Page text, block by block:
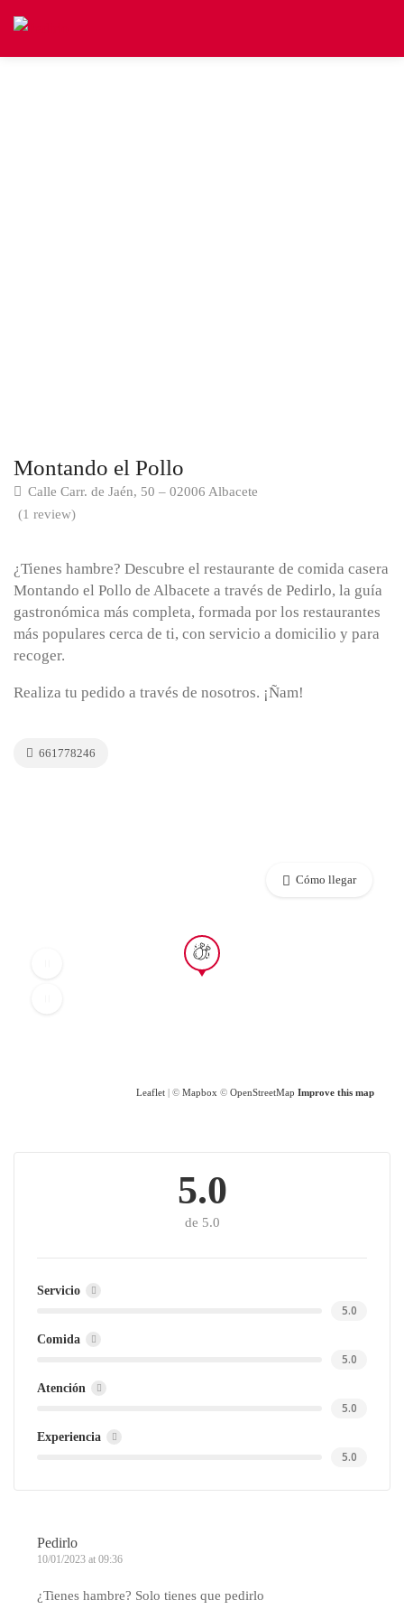
Montando el Pollo
Calle Carr. de Jaén, 50 – 02006 Albacete
(1 review)
¿Tienes hambre? Descubre el restaurante de comida casera
Montando el Pollo de Albacete a través de Pedirlo, la guía
gastronómica más completa, formada por los restaurantes
más populares cerca de ti, con servicio a domicilio y para
recoger.
Realiza tu pedido a través de nosotros. ¡Ñam!
661778246
Leaflet | © Mapbox © OpenStreetMap Improve this map
Cómo llegar
5.0
de 5.0
Servicio
5.0
Comida
5.0
Atención
5.0
Experiencia
5.0
Pedirlo
10/01/2023 at 09:36
¿Tienes hambre? Solo tienes que pedirlo